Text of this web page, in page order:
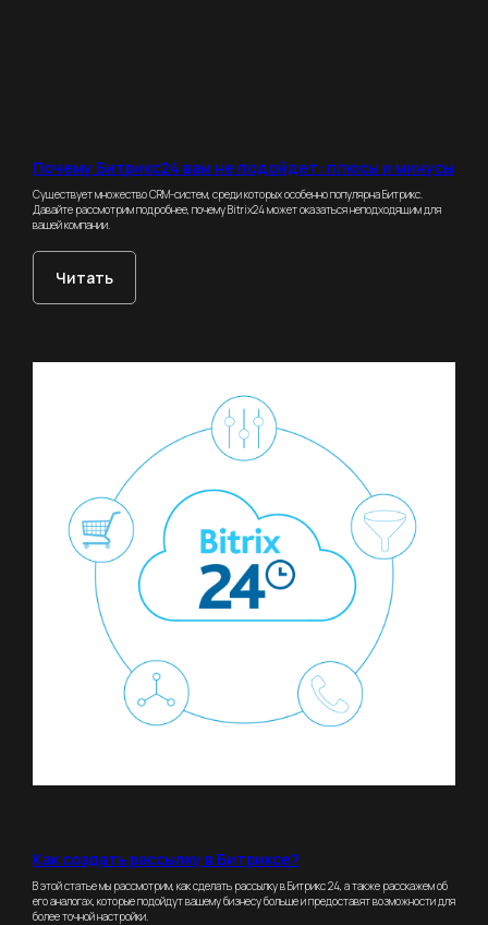
Почему Битрикс24 вам не подойдет: плюсы и минусы
Cуществует множество CRM-систем, среди которых особенно популярна Битрикс.
Давайте рассмотрим подробнее, почему Bitrix24 может оказаться неподходящим для
вашей компании.
Читать
Как создать рассылку в Битриксе?
В этой статье мы рассмотрим, как сделать рассылку в Битрикс 24, а также расскажем об
его аналогах, которые подойдут вашему бизнесу больше и предоставят возможности для
более точной настройки.